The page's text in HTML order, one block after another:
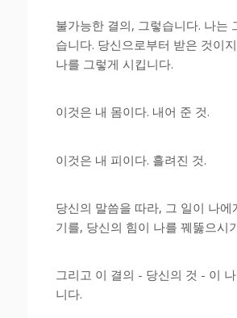
불가능한 결의, 그렇습니다. 나는
습니다. 당신으로부터 받은 것이
나를 그렇게 시킵니다.
이것은 내 몸이다. 내어 준 것.
이것은 내 피이다. 흘려진 것.
당신의 말씀을 따라, 그 일이 나에
기를, 당신의 힘이 나를 꿰뚫으시
그리고 이 결의 - 당신의 것 - 이
니다.